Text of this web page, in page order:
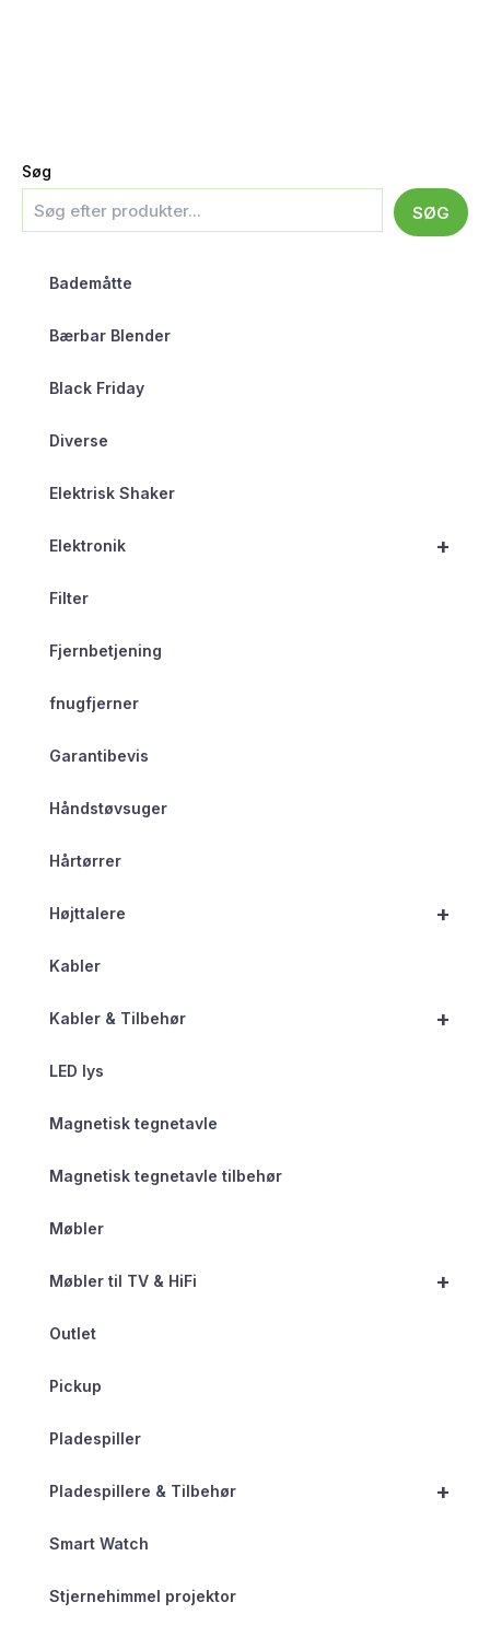
Søg
SØG
Bademåtte
Bærbar Blender
Black Friday
Diverse
Elektrisk Shaker
+
Elektronik
Filter
Fjernbetjening
fnugfjerner
Garantibevis
Håndstøvsuger
Hårtørrer
+
Højttalere
Kabler
+
Kabler & Tilbehør
LED lys
Magnetisk tegnetavle
Magnetisk tegnetavle tilbehør
Møbler
+
Møbler til TV & HiFi
Outlet
Pickup
Pladespiller
+
Pladespillere & Tilbehør
Smart Watch
Stjernehimmel projektor